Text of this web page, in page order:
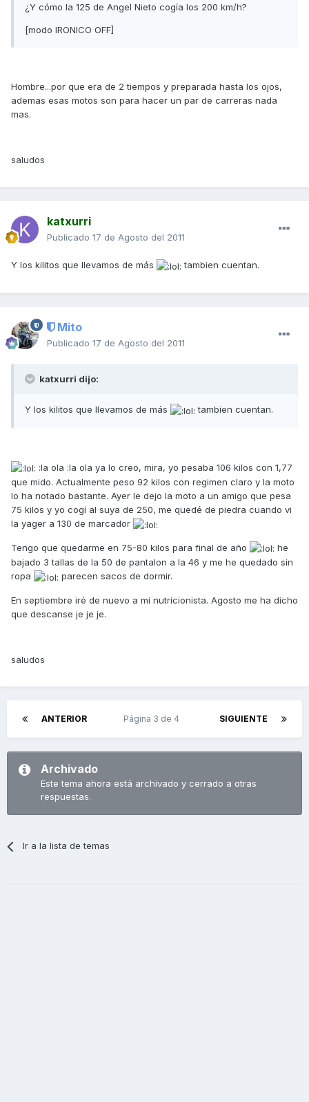
¿Y cómo la 125 de Angel Nieto cogía los 200 km/h?
[modo IRONICO OFF]
Hombre...por que era de 2 tiempos y preparada hasta los ojos,
ademas esas motos son para hacer un par de carreras nada
mas.
saludos
katxurri
Publicado 17 de Agosto del 2011
Y los kilitos que llevamos de más tambien cuentan.
Mito
Publicado 17 de Agosto del 2011
katxurri dijo:
Y los kilitos que llevamos de más tambien cuentan.
:la ola :la ola ya lo creo, mira, yo pesaba 106 kilos con 1,77
que mido. Actualmente peso 92 kilos con regimen claro y la moto
lo ha notado bastante. Ayer le dejo la moto a un amigo que pesa
75 kilos y yo cogí al suya de 250, me quedé de piedra cuando vi
la yager a 130 de marcador
Tengo que quedarme en 75-80 kilos para final de año
he
bajado 3 tallas de la 50 de pantalon a la 46 y me he quedado sin
ropa
parecen sacos de dormir.
En septiembre iré de nuevo a mi nutricionista. Agosto me ha dicho
que descanse je je je.
saludos
ANTERIOR SIGUIENTE
Página 3 de 4
Archivado
Este tema ahora está archivado y cerrado a otras
respuestas.
Ir a la lista de temas